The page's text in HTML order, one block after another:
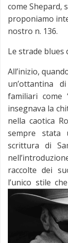
come Shepard,
proponiamo
nostro n. 136.
Le strade blues
All’inizio,
un’ottantina
familiari come
insegnava la
nella caotica
sempre stata
scrittura di
raccolte dei
l’unico stile